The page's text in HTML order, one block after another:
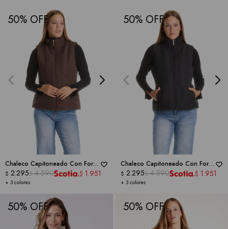
50
Chaleco Capitoneado Con Forro
En Símil Piel -WEATHERPROOF
+ 3 colores
$ 2.295$ 4.590 $ 1.951
50
Chaleco Capitoneado Con Forro
En Símil Piel -WEATHERPROOF
+ 3 colores
$ 2.295$ 4.590 $ 1.951
50 50